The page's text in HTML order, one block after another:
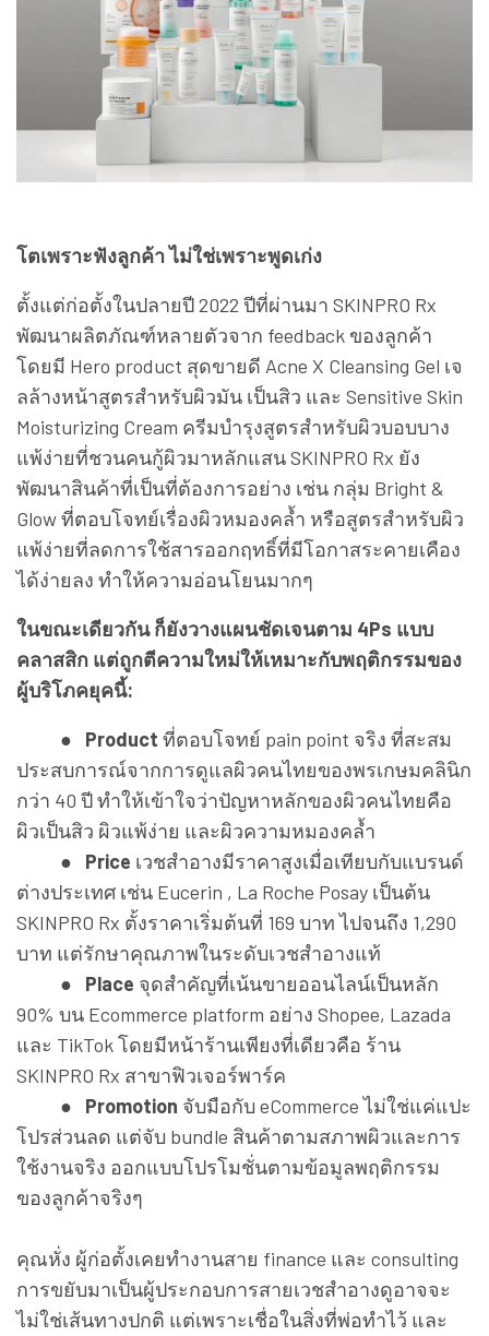
โตเพราะฟังลูกค้า ไม่ใช่เพราะพูดเก่ง
ตั้งแต่ก่อตั้งในปลายปี 2022 ปีที่ผ่านมา SKINPRO Rx
พัฒนาผลิตภัณฑ์หลายตัวจาก feedback ของลูกค้า
โดยมี Hero product สุดขายดี Acne X Cleansing Gel เจ
ลล้างหน้าสูตรสำหรับผิวมัน เป็นสิว และ Sensitive Skin
Moisturizing Cream ครีมบำรุงสูตรสำหรับผิวบอบบาง
แพ้ง่ายที่ชวนคนกู้ผิวมาหลักแสน SKINPRO Rx ยัง
พัฒนาสินค้าที่เป็นที่ต้องการอย่าง เช่น กลุ่ม Bright &
Glow ที่ตอบโจทย์เรื่องผิวหมองคล้ำ หรือสูตรสำหรับผิว
แพ้ง่ายที่ลดการใช้สารออกฤทธิ์ที่มีโอกาสระคายเคือง
ได้ง่ายลง ทำให้ความอ่อนโยนมากๆ
ในขณะเดียวกัน ก็ยังวางแผนชัดเจนตาม 4Ps แบบ
คลาสสิก แต่ถูกตีความใหม่ให้เหมาะกับพฤติกรรมของ
ผู้บริโภคยุคนี้:
● Product ที่ตอบโจทย์ pain point จริง ที่สะสม
ประสบการณ์จากการดูแลผิวคนไทยของพรเกษมคลินิก
กว่า 40 ปี ทำให้เข้าใจว่าปัญหาหลักของผิวคนไทยคือ
ผิวเป็นสิว ผิวแพ้ง่าย และผิวความหมองคล้ำ
● Price เวชสำอางมีราคาสูงเมื่อเทียบกับแบรนด์
ต่างประเทศ เช่น Eucerin , La Roche Posay เป็นต้น
SKINPRO Rx ตั้งราคาเริ่มต้นที่ 169 บาท ไปจนถึง 1,290
บาท แต่รักษาคุณภาพในระดับเวชสำอางแท้
● Place จุดสำคัญที่เน้นขายออนไลน์เป็นหลัก
90% บน Ecommerce platform อย่าง Shopee, Lazada
และ TikTok โดยมีหน้าร้านเพียงที่เดียวคือ ร้าน
SKINPRO Rx สาขาฟิวเจอร์พาร์ค
● Promotion จับมือกับ eCommerce ไม่ใช่แค่แปะ
โปรส่วนลด แต่จับ bundle สินค้าตามสภาพผิวและการ
ใช้งานจริง ออกแบบโปรโมชั่นตามข้อมูลพฤติกรรม
ของลูกค้าจริงๆ
คุณหั่ง ผู้ก่อตั้งเคยทำงานสาย finance และ consulting
การขยับมาเป็นผู้ประกอบการสายเวชสำอางดูอาจจะ
ไม่ใช่เส้นทางปกติ แต่เพราะเชื่อในสิ่งที่พ่อทำไว้ และ